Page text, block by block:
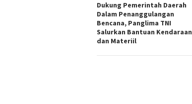
Dukung Pemerintah Daerah
Dalam Penanggulangan
Bencana, Panglima TNI
Salurkan Bantuan Kendaraan
dan Materiil